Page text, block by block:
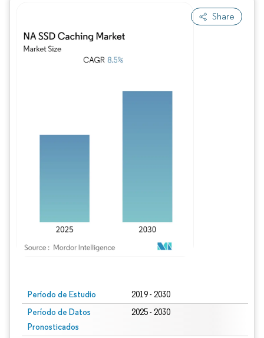
Share
Período de Estudio 2019 - 2030
Período de Datos
Pronosticados
2025 - 2030